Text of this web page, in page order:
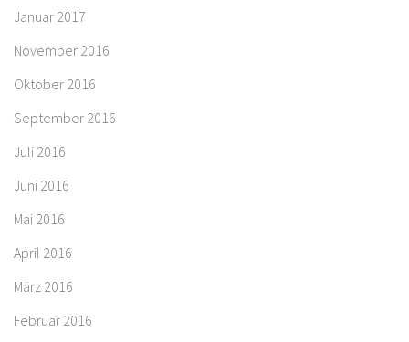
Januar 2017
November 2016
Oktober 2016
September 2016
Juli 2016
Juni 2016
Mai 2016
April 2016
März 2016
Februar 2016